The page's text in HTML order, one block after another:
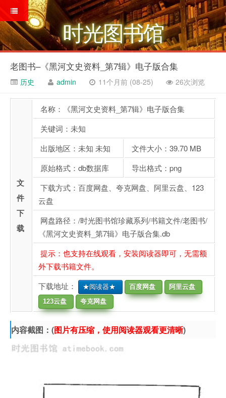
时光图书馆
老图书–《黑河文史资料_第7辑》电子版合集
历史 admin 11个月前 (08-25) 26次浏览
文
件
下
载
名称：《黑河文史资料_第7辑》电子版合集
关键词：未知
出版地区：未知 未知
文件大小：39.70 MB
原始格式：db数据库
导出格式：png
下载方式：百度网盘、夸克网盘、阿里云盘、123
云盘
网盘路径：/时光图书馆珍藏系列/书籍文件/老图书/
《黑河文史资料_第7辑》电子版合集.db
提示：也支持在线观看，安装阅读器即可，无需额
外下载书籍文件。
下载地址：
★阅读器★ 百度网盘
阿里云盘
123云盘
夸克网盘
内容截图：(图片有压缩，使用阅读器观看更清晰)